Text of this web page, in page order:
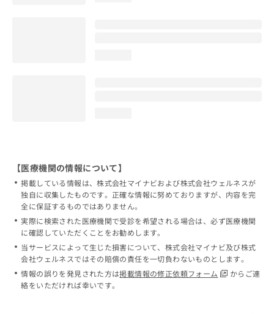
【医療機関の情報について】
掲載している情報は、株式会社マイナビおよび株式会社ウェルネスが
独自に収集したものです。正確な情報に努めておりますが、内容を完
全に保証するものではありません。
実際に検索された医療機関で受診を希望される場合は、必ず医療機関
に確認していただくことをお勧めします。
当サービスによって生じた損害について、株式会社マイナビ及び株式
会社ウェルネスではその賠償の責任を一切負わないものとします。
情報の誤りを発見された方は掲載情報の修正依頼フォーム
からご連
絡をいただければ幸いです。